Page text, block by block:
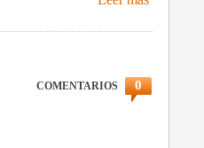
0
COMENTARIOS